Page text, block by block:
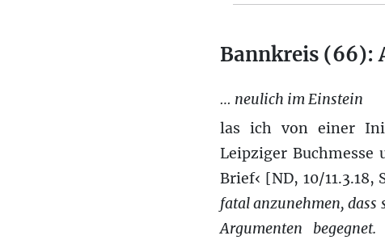
Bannkreis (66):
… neulich im Einstein
las ich von einer
Leipziger Buchmesse
Brief‹ [ND, 10/
fatal anzunehmen, dass
Argumenten begegnet.